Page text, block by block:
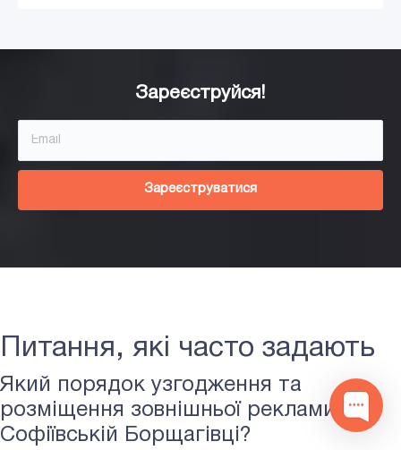
Зареєструйся!
Зареєструватися
Питання, які часто задають
Який порядок узгодження та
розміщення зовнішньої реклами у
Софіївській Борщагівці?
1
Сiтiлайти в Софіївській Борщагівці?